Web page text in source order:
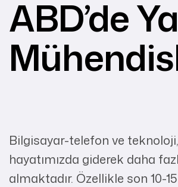
ABD’de
Bilgisayar-telefon ve
hayatımızda giderek daha
almaktadır. Özellikle son 10-